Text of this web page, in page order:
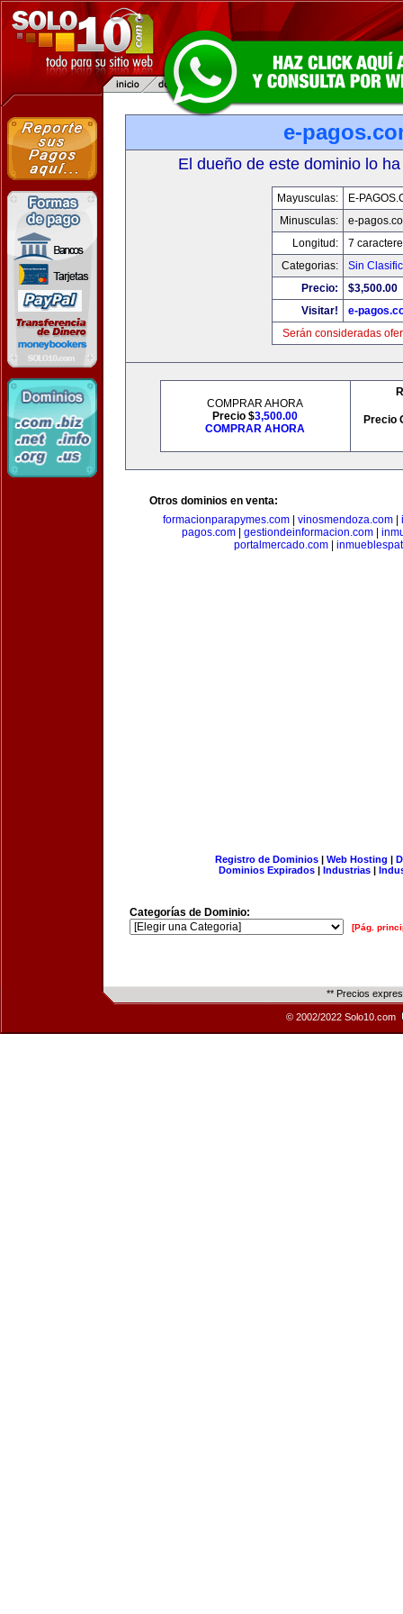
e-
El dueño de este dominio lo
Mayusculas:
E-
Minusculas:
e-
Longitud:
7
Categorias:
Sin
Precio:
$3,500.00
Visitar!
e-
Serán consideradas
COMPRAR AHORA
Precio $3,500.00
COMPRAR AHORA
Precio
Otros dominios en venta:
formacionparapymes.com| vinosmendoza.com|
pagos.com| gestiondeinformacion.com|
portalmercado.com
Registro de Dominios| Web Hosting |
Dominios Expirados | Industrias |
Categorías de Dominio:
[Pág.
** Precios
© 2002/2022 Solo10.com